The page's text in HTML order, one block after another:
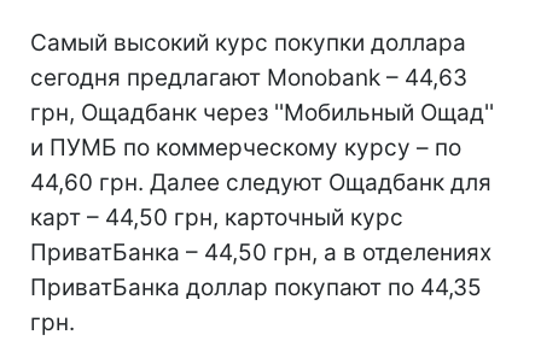
Самый высокий курс покупки доллара
сегодня предлагают Monobank – 44,63
грн, Ощадбанк через ''Мобильный Ощад''
и ПУМБ по коммерческому курсу – по
44,60 грн. Далее следуют Ощадбанк для
карт – 44,50 грн, карточный курс
ПриватБанка – 44,50 грн, а в отделениях
ПриватБанка доллар покупают по 44,35
грн.